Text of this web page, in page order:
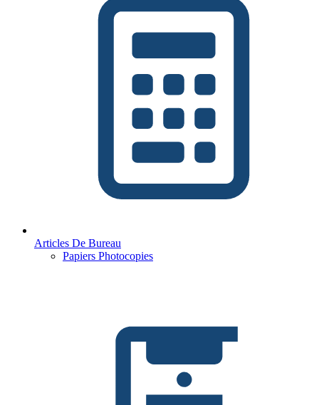
Articles De Bureau
Papiers Photocopies